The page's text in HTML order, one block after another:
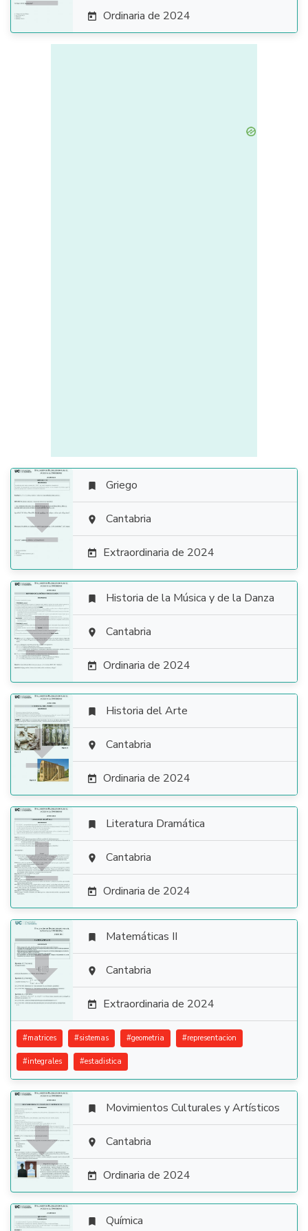
 Ordinaria de 2024

 Griego
 Cantabria
 Extraordinaria de 2024

 Historia de la Música y de la Danza
 Cantabria
 Ordinaria de 2024

 Historia del Arte
 Cantabria
 Ordinaria de 2024

 Literatura Dramática
 Cantabria
 Ordinaria de 2024

 Matemáticas II
 Cantabria
 Extraordinaria de 2024
#matrices #sistemas #geometria #representacion
#integrales #estadistica

 Movimientos Culturales y Artísticos
 Cantabria
 Ordinaria de 2024
 Química